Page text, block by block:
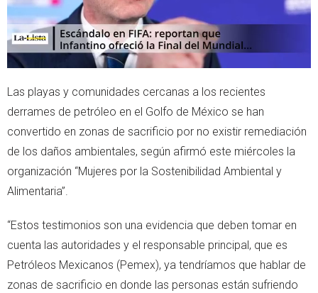
Las playas y comunidades cercanas a los recientes
derrames de petróleo en el Golfo de México se han
convertido en zonas de sacrificio por no existir remediación
de los daños ambientales, según afirmó este miércoles la
organización “Mujeres por la Sostenibilidad Ambiental y
Alimentaria”.
“Estos testimonios son una evidencia que deben tomar en
cuenta las autoridades y el responsable principal, que es
Petróleos Mexicanos (Pemex), ya tendríamos que hablar de
zonas de sacrificio en donde las personas están sufriendo